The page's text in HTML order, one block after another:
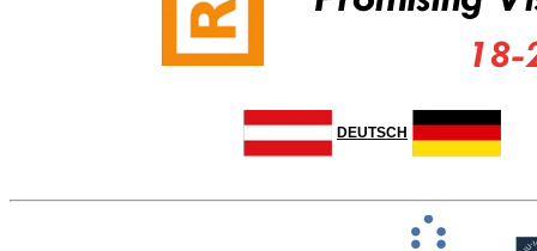
DEUTSCH